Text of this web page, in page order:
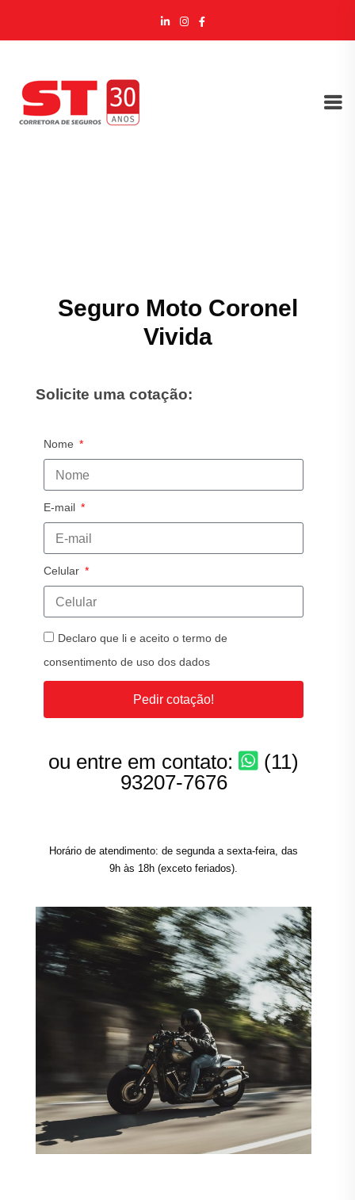
Seguro Moto Coronel
Vivida
Solicite uma cotação:
Nome
E-mail
Celular
Declaro que li e aceito o termo de
consentimento de uso dos dados
Pedir cotação!
ou entre em contato:
(11)
93207-7676
Horário de atendimento: de segunda a sexta-feira, das
9h às 18h (exceto feriados).